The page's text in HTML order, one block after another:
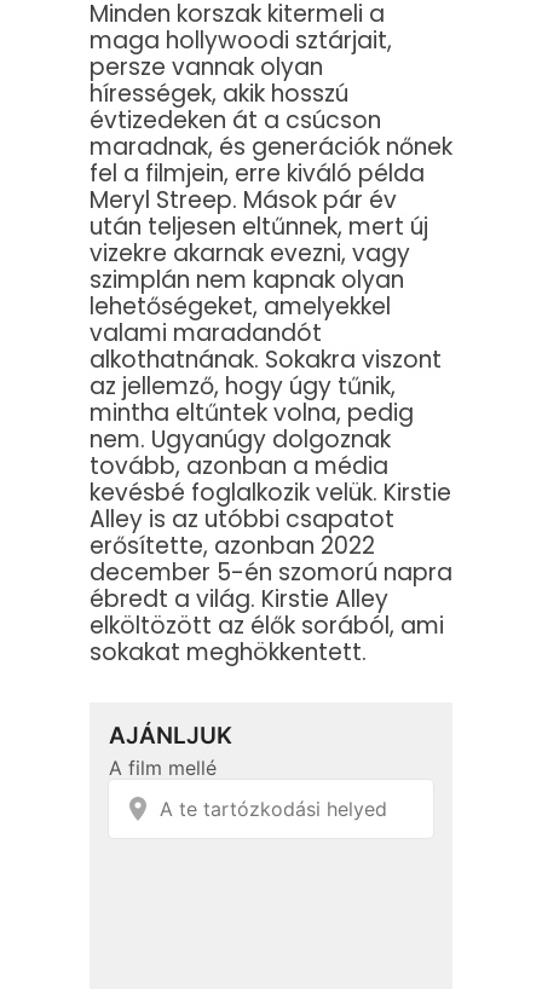
Minden korszak kitermeli a
maga hollywoodi sztárjait,
persze vannak olyan
hírességek, akik hosszú
évtizedeken át a csúcson
maradnak, és generációk nőnek
fel a filmjein, erre kiváló példa
Meryl Streep. Mások pár év
után teljesen eltűnnek, mert új
vizekre akarnak evezni, vagy
szimplán nem kapnak olyan
lehetőségeket, amelyekkel
valami maradandót
alkothatnának. Sokakra viszont
az jellemző, hogy úgy tűnik,
mintha eltűntek volna, pedig
nem. Ugyanúgy dolgoznak
tovább, azonban a média
kevésbé foglalkozik velük. Kirstie
Alley is az utóbbi csapatot
erősítette, azonban 2022
december 5-én szomorú napra
ébredt a világ. Kirstie Alley
elköltözött az élők sorából, ami
sokakat meghökkentett.